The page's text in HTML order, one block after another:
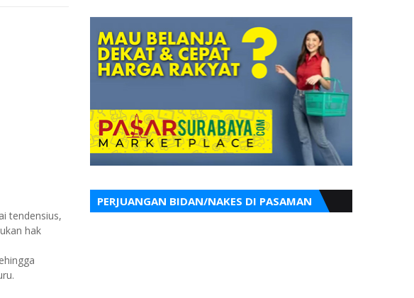
tendensius,
hak
PERJUANGAN BIDAN/NAKES DI PASAMAN